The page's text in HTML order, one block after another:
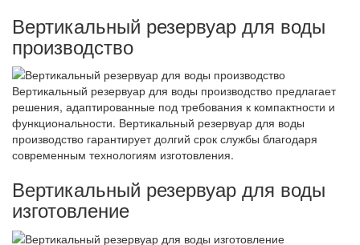
Вертикальный резервуар для воды
производство
Вертикальный резервуар для воды производство предлагает
решения, адаптированные под требования к компактности и
функциональности. Вертикальный резервуар для воды
производство гарантирует долгий срок службы благодаря
современным технологиям изготовления.
Вертикальный резервуар для воды
изготовление